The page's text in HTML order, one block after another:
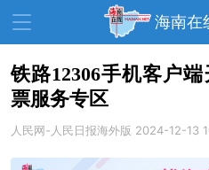
海南在
资讯中心 热点
铁路12306手机客户
票服务专区
人民网-人民日报海外版 2024-12-13